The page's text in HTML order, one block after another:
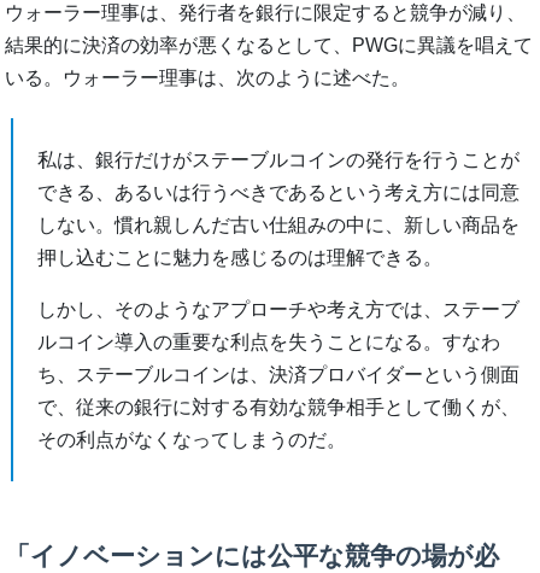
ウォーラー理事は、発行者を銀行に限定すると競争が減り、
結果的に決済の効率が悪くなるとして、PWGに異議を唱えて
いる。ウォーラー理事は、次のように述べた。
私は、銀行だけがステーブルコインの発行を行うことが
できる、あるいは行うべきであるという考え方には同意
しない。慣れ親しんだ古い仕組みの中に、新しい商品を
押し込むことに魅力を感じるのは理解できる。
しかし、そのようなアプローチや考え方では、ステーブ
ルコイン導入の重要な利点を失うことになる。すなわ
ち、ステーブルコインは、決済プロバイダーという側面
で、従来の銀行に対する有効な競争相手として働くが、
その利点がなくなってしまうのだ。
「イノベーションには公平な競争の場が必